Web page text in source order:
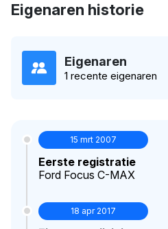
Eigenaren historie
Eigenaren
1 recente eigenaren
15 mrt 2007
Eerste registratie
Ford Focus C-MAX
18 apr 2017